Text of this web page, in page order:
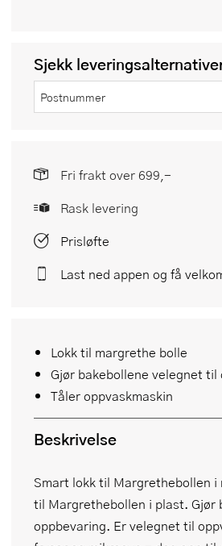
Lokk til margrethe bolle
Gjør bakebollene velegnet til
Tåler oppvaskmaskin
Beskrivelse
Smart lokk til Margrethebollen i
til Margrethebollen i plast. Gjør
oppbevaring. Er velegnet til
Sjekk
Fri frakt over 699,-
Rask levering
Prisløfte
Last ned appen og få